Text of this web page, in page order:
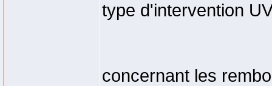
type d'intervention
concernant les